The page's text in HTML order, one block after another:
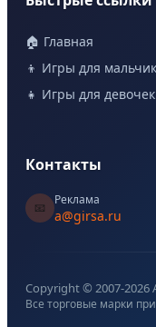
🏠 Главная
👦 Игры для
👧 Игры для девочек
Контакты
📧
Реклама
a@girsa.ru
Copyright © 2007-2026
Все торговые марки